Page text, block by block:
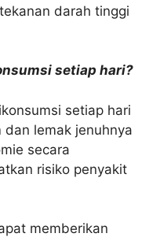
darah tinggi
setiap hari?
setiap hari
lemak jenuhnya
secara
risiko penyakit
memberikan